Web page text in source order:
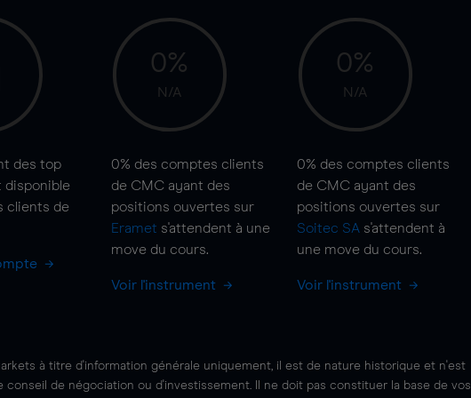
des top
disponible
clients de
0%
N/A
0% des comptes clients
de CMC ayant des
positions ouvertes sur
Eramet s'attendent à une
move du cours.
Voir l'instrument
0%
N/A
0% des comptes clients
de CMC ayant des
positions ouvertes sur
Soitec SA s'attendent à
une move du cours.
Voir l'instrument
à titre d'information générale uniquement, il est de nature historique et n'est
de négociation ou d'investissement. Il ne doit pas constituer la base de vos